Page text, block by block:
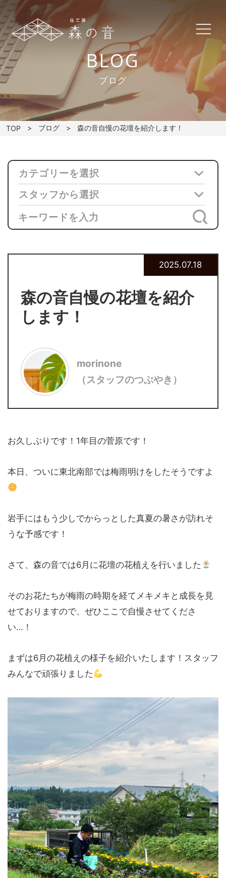
BLOG
ブログ
TOP ブログ 森の音自慢の花壇を紹介します！
森の音自慢の花壇を紹介
します！
2025.07.18
morinone
（スタッフのつぶやき）
お久しぶりです！1年目の菅原です！
本日、ついに東北南部では梅雨明けをしたそうですよ
岩手にはもう少しでからっとした真夏の暑さが訪れそ
うな予感です！
さて、森の音では6月に花壇の花植えを行いました
そのお花たちが梅雨の時期を経てメキメキと成長を見
せておりますので、ぜひここで自慢させてくださ
い…！
まずは6月の花植えの様子を紹介いたします！スタッフ
みんなで頑張りました